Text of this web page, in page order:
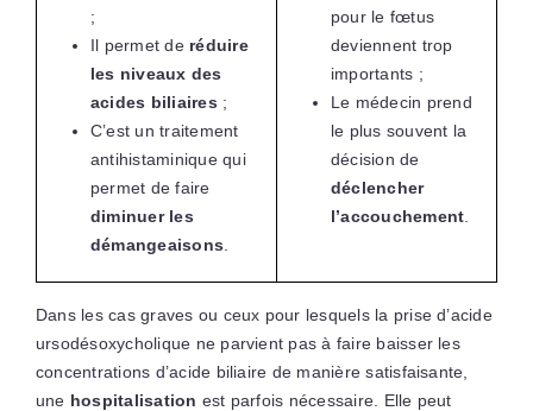
;
Il permet de réduire
les niveaux des
acides biliaires ;
C’est un traitement
antihistaminique qui
permet de faire
diminuer les
démangeaisons
pour le fœtus
deviennent trop
importants ;
Le médecin prend
le plus souvent la
décision de
déclencher
l’accouchement
Dans les cas graves ou ceux pour lesquels la prise d’acide
ursodésoxycholique ne parvient pas à faire baisser les
concentrations d’acide biliaire de manière satisfaisante,
une hospitalisation est parfois nécessaire. Elle peut